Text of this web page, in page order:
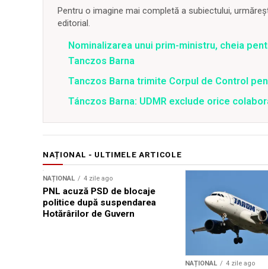
Pentru o imagine mai completă a subiectului,
editorial.
Nominalizarea unui prim-ministru, cheia
Tanczos Barna
Tanczos Barna trimite Corpul de Control
Tánczos Barna: UDMR exclude orice
NAȚIONAL - ULTIMELE ARTICOLE
NAȚIONAL 4 zile ago
PNL acuză PSD de blocaje
politice după suspendarea
Hotărârilor de Guvern
NAȚIONAL 4 zile ago